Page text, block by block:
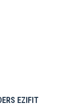
EZIFIT